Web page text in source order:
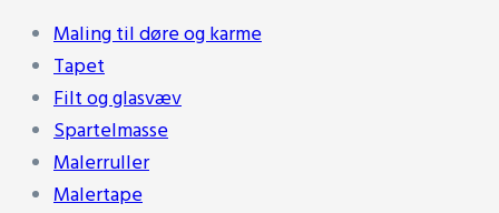
Maling til døre og karme
Tapet
Filt og glasvæv
Spartelmasse
Malerruller
Malertape